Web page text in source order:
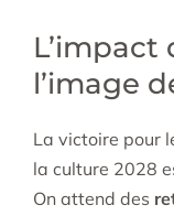
l’image
La victoire pour
la culture 2028
On attend des